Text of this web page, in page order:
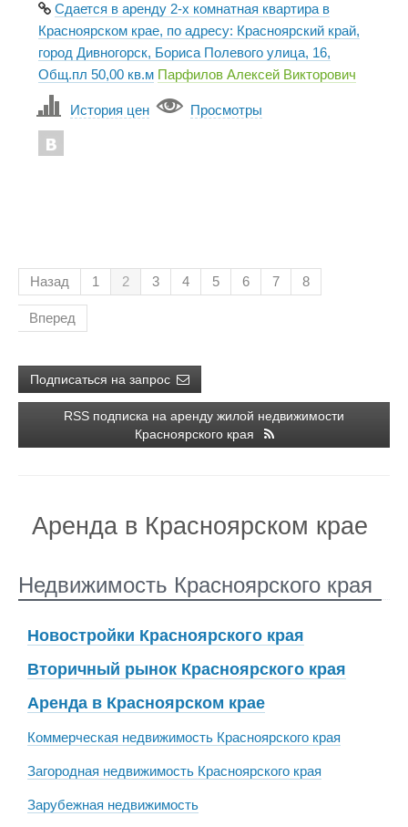
Сдается в аренду 2-х комнатная квартира в
Красноярском крае, по адресу: Красноярский край,
город Дивногорск, Бориса Полевого улица, 16,
Общ.пл 50,00 кв.м Парфилов Алексей Викторович
История цен Просмотры
Назад 1 2 3 4 5 6 7 8
Вперед
Подписаться на запрос
RSS подписка на аренду жилой недвижимости
Красноярского края
Аренда в Красноярском крае
Недвижимость Красноярского края
Новостройки Красноярского края
Вторичный рынок Красноярского края
Аренда в Красноярском крае
Коммерческая недвижимость Красноярского края
Загородная недвижимость Красноярского края
Зарубежная недвижимость